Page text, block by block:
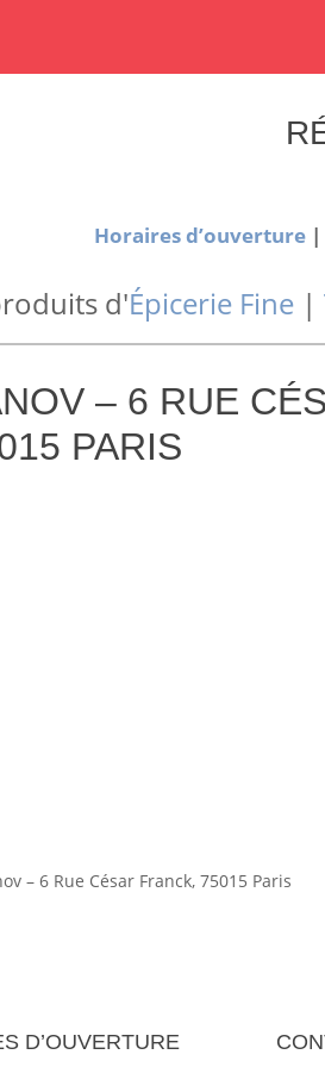
Horaires d’ouverture|
d'Épicerie Fine|
– 6 RUE
PARIS
– 6 Rue César Franck, 75015 Paris
D’OUVERTURE